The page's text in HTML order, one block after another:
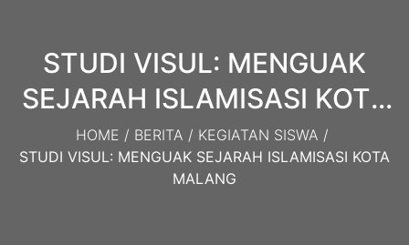
STUDI VISUL: MENGUAK
SEJARAH ISLAMISASI KOTA
MALANG
HOME / BERITA / KEGIATAN SISWA /
STUDI VISUL: MENGUAK SEJARAH ISLAMISASI KOTA
MALANG